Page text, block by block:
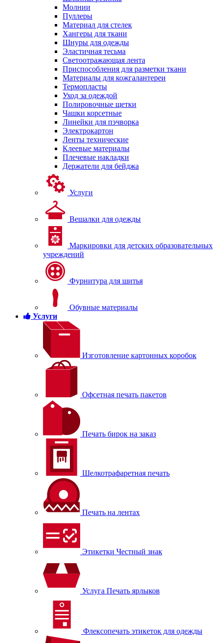
Молнии
Пуллеры
Материал для стелек
Хангеры для ткани
Шнуры для одежды
Эластичная тесьма
Светоотражающая лента
Приспособления для разметки ткани
Материалы для кожгалантереи
Термопласты
Уход за одеждой
Полировочные щетки
Чашки корсетные
Линейки для пэчворка
Электрокартон
Ленты технические
Клеевые материалы
Плечевые накладки
Держатели для бейджа
Услуги
Вешалки для одежды
Маркировки для детских образовательных
учреждений
Фурнитура для шитья
Обувные материалы
Услуги
Изготовление картонных коробок
Офсетная печать пакетов
Печать бирок на заказ
Шелкотрафаретная печать
Печать на лентах
Этикетки Честный знак
Услуга Печать ярлыков
Флексопечать этикеток для одежды